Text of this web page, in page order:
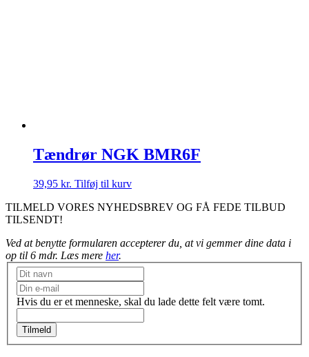
Tændrør NGK BMR6F
39,95 kr. Tilføj til kurv
TILMELD VORES NYHEDSBREV OG FÅ FEDE TILBUD
TILSENDT!
Ved at benytte formularen accepterer du, at vi gemmer dine data i
op til 6 mdr. Læs mere her.
Nyhedsbrev
Hvis du er et menneske, skal du lade dette felt være tomt.
Tilmeld